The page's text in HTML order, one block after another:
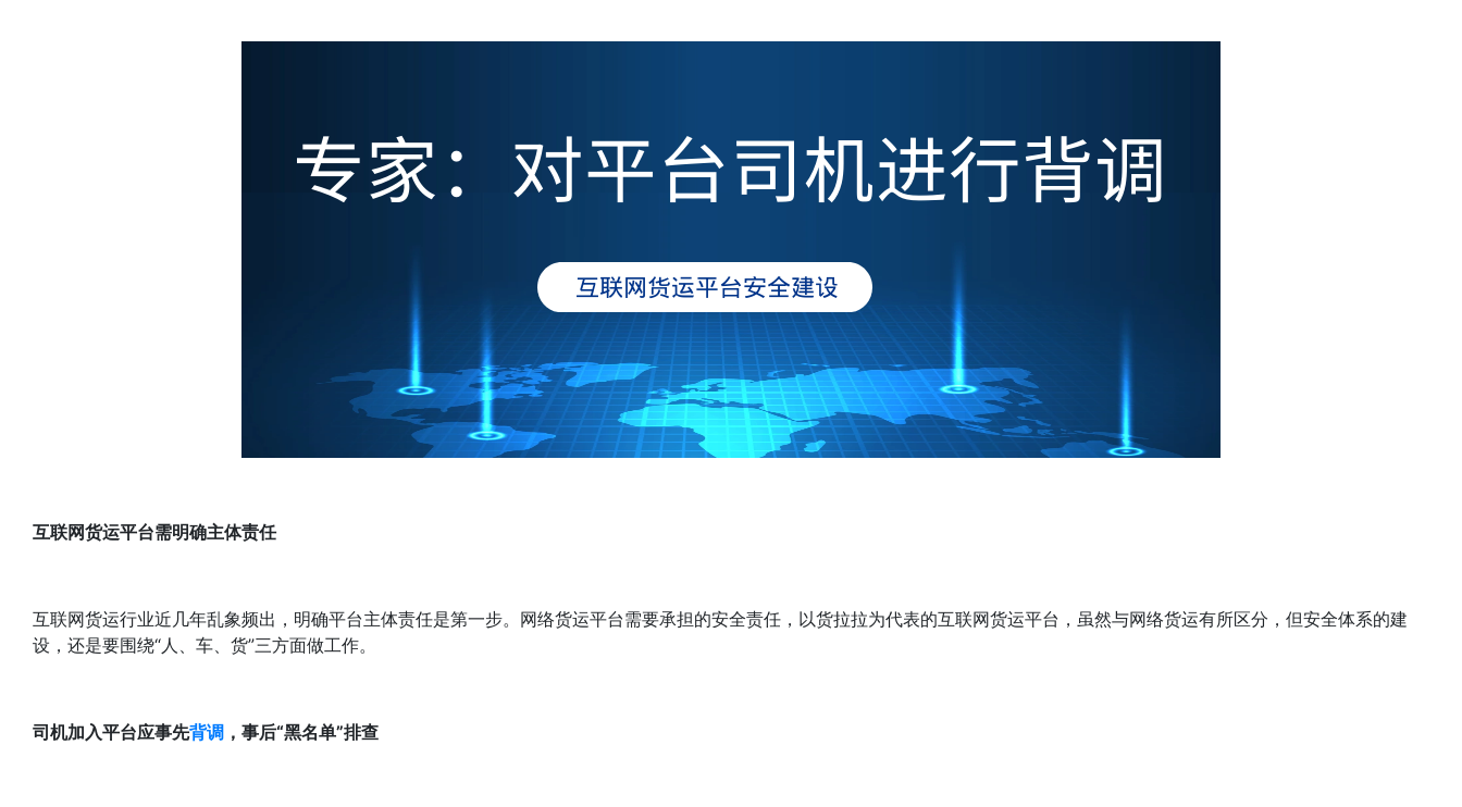
互联网货运平台需明确主体责任
互联网货运行业近几年乱象频出，明确平台主体责任是第一步。网络货运平台需要承担的安全责任，以货拉拉为代表的互联网货运平台，虽然与网络货运有所区分，但安全体系的建
设，还是要围绕“人、车、货”三方面做工作。
司机加入平台应事先背调 ，事后“黑名单”排查